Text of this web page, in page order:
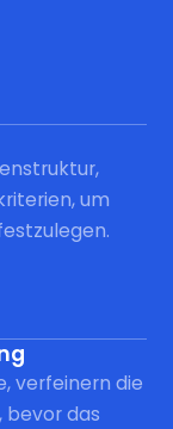
um
verfeinern die
bevor das